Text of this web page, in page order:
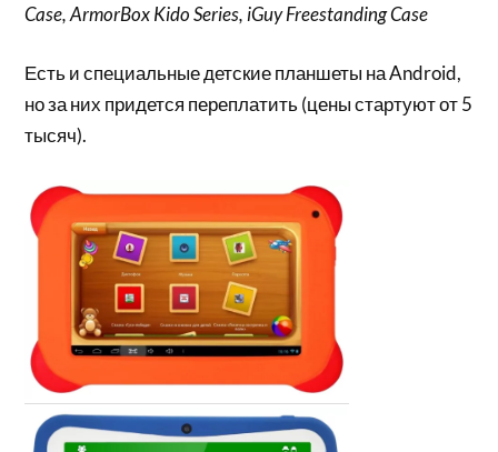
Case, ArmorBox Kido Series, iGuy Freestanding Case
Есть и специальные детские планшеты на Android,
но за них придется переплатить (цены стартуют от 5
тысяч).